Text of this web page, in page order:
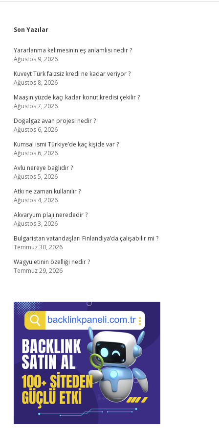
Sidebar
Son Yazılar
Yararlanma kelimesinin eş anlamlısı nedir ?
Ağustos 9, 2026
Kuveyt Türk faizsiz kredi ne kadar veriyor ?
Ağustos 8, 2026
Maaşın yüzde kaçı kadar konut kredisi çekilir ?
Ağustos 7, 2026
Doğalgaz avan projesi nedir ?
Ağustos 6, 2026
Kumsal ismi Türkiye’de kaç kişide var ?
Ağustos 6, 2026
Avlu nereye bağlıdır ?
Ağustos 5, 2026
Atkı ne zaman kullanılır ?
Ağustos 4, 2026
Akvaryum plajı nerededir ?
Ağustos 3, 2026
Bulgaristan vatandaşları Finlandiya’da çalışabilir mi ?
Temmuz 30, 2026
Wagyu etinin özelliği nedir ?
Temmuz 29, 2026